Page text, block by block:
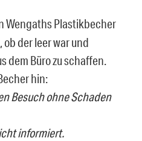
Wengaths Plastikbecher
der leer war und
dem Büro zu schaffen.
hin:
Besuch ohne Schaden
informiert.